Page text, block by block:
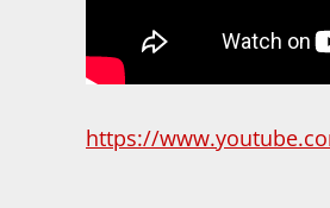
https://